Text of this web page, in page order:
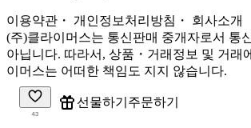
이용약관 ・ 개인정보처리방침 ・ 회사소개
(주)클라이머스는 통신판매 중개자로서 통
아닙니다. 따라서, 상품・거래정보 및 거래
이머스는 어떠한 책임도 지지 않습니다.
43
선물하기 주문하기